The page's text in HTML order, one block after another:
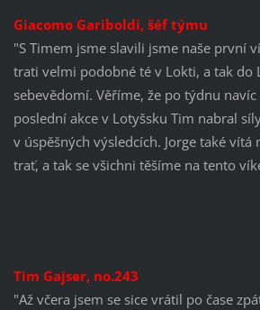
Giacomo Gariboldi, šéf týmu
"S Timem jsme slavili jsme naše první
trati velmi podobné té v Lokti, a tak do
sebevědomí. Věříme, že po týdnu
poslední akce v Lotyšsku Tim nabral
v úspěšných výsledcích. Jorge také vítá
trať, a tak se všichni těšíme na tento
Tim Gajser, no.243
"Až včera jsem se sice vrátil po čase